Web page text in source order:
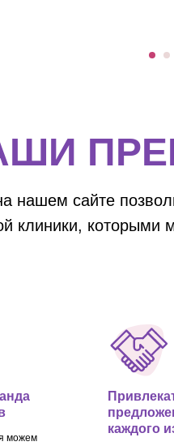
нашем сайте
клиники,
каждого
можем